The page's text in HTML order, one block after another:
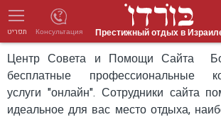
תפריט Престижный отдых в
Консультация
Центр Совета и Помощи Сайта
бесплатные профессиональные
услуги "онлайн". Сотрудники сайта
идеальное для вас место отдыха,